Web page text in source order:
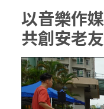
以音樂作
共創安老